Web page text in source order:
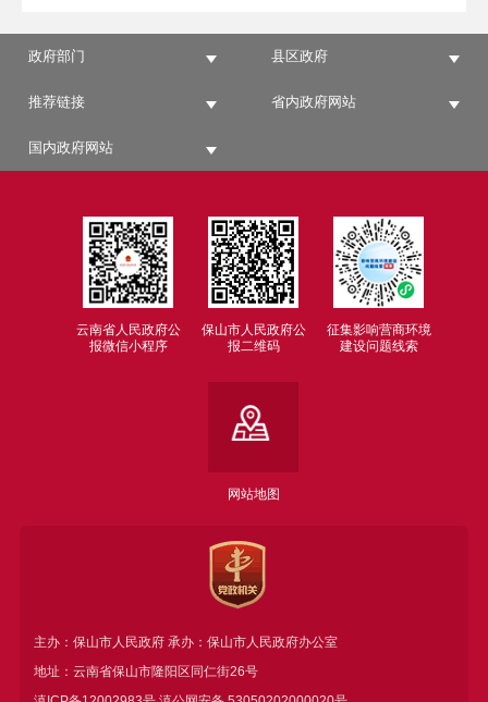
政府部门 县区政府
推荐链接 省内政府网站
国内政府网站
云南省人民政府公
报微信小程序
保山市人民政府公
报二维码
征集影响营商环境
建设问题线索
网站地图
主办：保山市人民政府 承办：保山市人民政府办公室
地址：云南省保山市隆阳区同仁街26号